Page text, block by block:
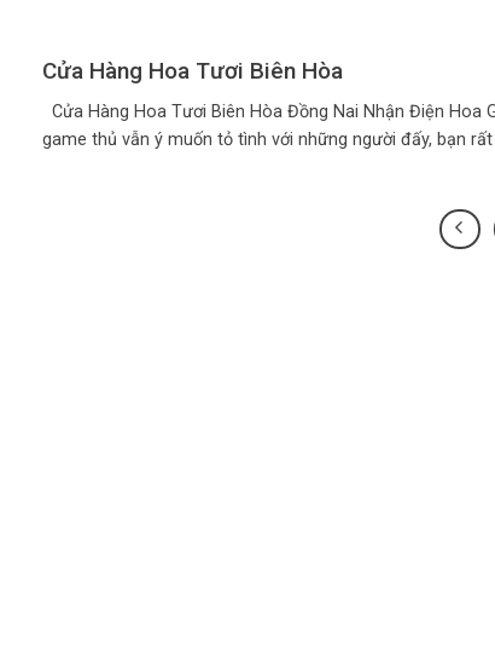
Cửa Hàng Hoa Tươi Biên Hòa
Cửa Hàng Hoa Tươi Biên Hòa Đồng Nai Nhận Điện
game thủ vẫn ý muốn tỏ tình với những người đấy, bạn